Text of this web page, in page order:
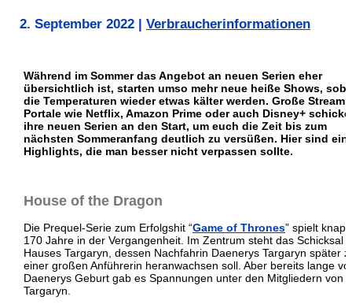
2. September 2022 Verbraucherinformationen
Während im Sommer das Angebot an neuen Serien eher
übersichtlich ist, starten umso mehr neue heiße Shows,
die Temperaturen wieder etwas kälter werden. Große
Portale wie Netflix, Amazon Prime oder auch Disney+
ihre neuen Serien an den Start, um euch die Zeit bis zum
nächsten Sommeranfang deutlich zu versüßen. Hier sind
Highlights, die man besser nicht verpassen sollte.
House of the Dragon
Die Prequel-Serie zum Erfolgshit “Game of Thrones” spielt knapp
170 Jahre in der Vergangenheit. Im Zentrum steht das Schicksal
Hauses Targaryn, dessen Nachfahrin Daenerys Targaryn später
einer großen Anführerin heranwachsen soll. Aber bereits lange
Daenerys Geburt gab es Spannungen unter den Mitgliedern von
Targaryn.